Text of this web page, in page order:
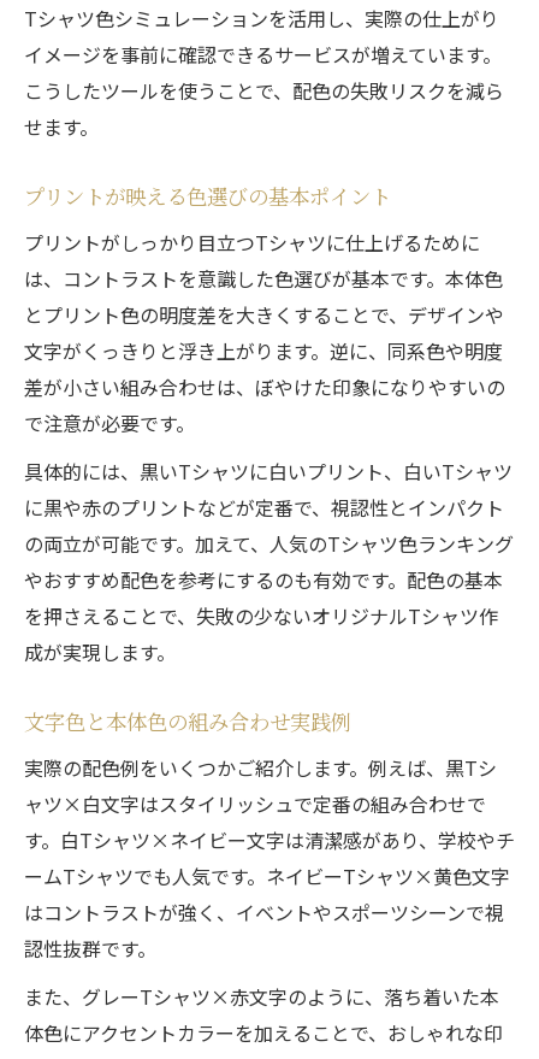
Tシャツ色シミュレーションを活用し、実際の仕上がり
イメージを事前に確認できるサービスが増えています。
こうしたツールを使うことで、配色の失敗リスクを減ら
せます。
プリントが映える色選びの基本ポイント
プリントがしっかり目立つTシャツに仕上げるために
は、コントラストを意識した色選びが基本です。本体色
とプリント色の明度差を大きくすることで、デザインや
文字がくっきりと浮き上がります。逆に、同系色や明度
差が小さい組み合わせは、ぼやけた印象になりやすいの
で注意が必要です。
具体的には、黒いTシャツに白いプリント、白いTシャツ
に黒や赤のプリントなどが定番で、視認性とインパクト
の両立が可能です。加えて、人気のTシャツ色ランキング
やおすすめ配色を参考にするのも有効です。配色の基本
を押さえることで、失敗の少ないオリジナルTシャツ作
成が実現します。
文字色と本体色の組み合わせ実践例
実際の配色例をいくつかご紹介します。例えば、黒Tシ
ャツ×白文字はスタイリッシュで定番の組み合わせで
す。白Tシャツ×ネイビー文字は清潔感があり、学校やチ
ームTシャツでも人気です。ネイビーTシャツ×黄色文字
はコントラストが強く、イベントやスポーツシーンで視
認性抜群です。
また、グレーTシャツ×赤文字のように、落ち着いた本
体色にアクセントカラーを加えることで、おしゃれな印